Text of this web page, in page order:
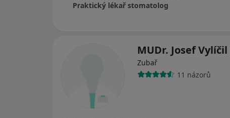
Praktický lékař stomatolog
MUDr. Josef Vylíčil
Zubař
11 názorů